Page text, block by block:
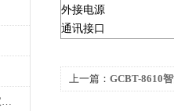
HDGC3915手持式蓄电池内阻测试仪厂家
外接电源
通讯接口
上一篇： GCBT-8610